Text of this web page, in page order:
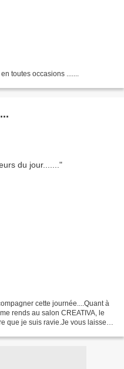
toutes occasions .......
cette journée....Quant à
rends au salon CREATIVA, le
que je suis ravie.Je vous laisse